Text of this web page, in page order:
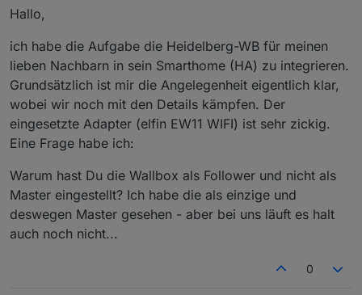
Hallo,
ich habe die Aufgabe die Heidelberg-WB für meinen
lieben Nachbarn in sein Smarthome (HA) zu integrieren.
Grundsätzlich ist mir die Angelegenheit eigentlich klar,
wobei wir noch mit den Details kämpfen. Der
eingesetzte Adapter (elfin EW11 WIFI) ist sehr zickig.
Eine Frage habe ich:
Warum hast Du die Wallbox als Follower und nicht als
Master eingestellt? Ich habe die als einzige und
deswegen Master gesehen - aber bei uns läuft es halt
auch noch nicht...
0